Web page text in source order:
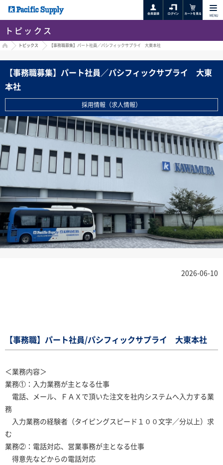
MENU
トピックス
HOME トピックス 【事務職募集】パート社員／パシフィックサプライ 大東本社
【事務職募集】パート社員／パシフィックサプライ 大東
本社
採用情報（求人情報）
2026-06-10
【事務職】パート社員/パシフィックサプライ 大東本社
＜業務内容＞
業務①：入力業務が主となる仕事
電話、メール、ＦＡＸで頂いた注文を社内システムへ入力する業
務
入力業務の経験者（タイピングスピード１００文字／分以上）求
む
業務②：電話対応、営業事務が主となる仕事
得意先などからの電話対応